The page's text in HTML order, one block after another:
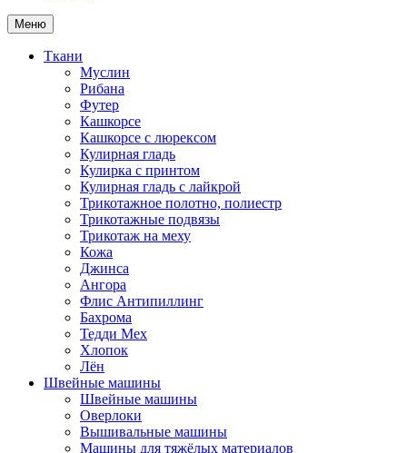
Меню
Ткани
Муслин
Рибана
Футер
Кашкорсе
Кашкорсе с люрексом
Кулирная гладь
Кулирка с принтом
Кулирная гладь с лайкрой
Трикотажное полотно, полиестр
Трикотажные подвязы
Трикотаж на меху
Кожа
Джинса
Ангора
Флис Антипиллинг
Бахрома
Тедди Мех
Хлопок
Лён
Швейные машины
Швейные машины
Оверлоки
Вышивальные машины
Машины для тяжёлых материалов